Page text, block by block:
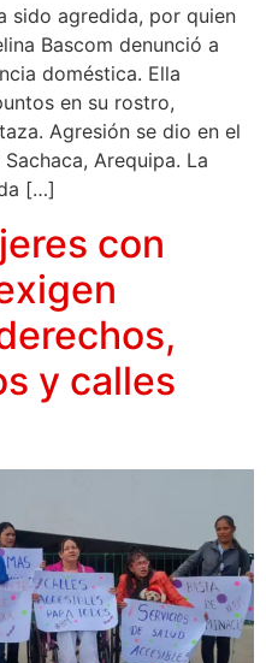
sido agredida, por quien
Bascom denunció a
doméstica. Ella
en su rostro,
Agresión se dio en el
Arequipa. La
[…]
con
y calles